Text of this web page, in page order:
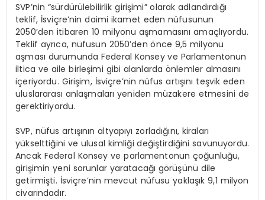
SVP’nin “sürdürülebilirlik girişimi” olarak adlandırdığı
teklif, İsviçre’nin daimi ikamet eden nüfusunun
2050’den itibaren 10 milyonu aşmamasını amaçlıyordu.
Teklif ayrıca, nüfusun 2050’den önce 9,5 milyonu
aşması durumunda Federal Konsey ve Parlamentonun
iltica ve aile birleşimi gibi alanlarda önlemler almasını
içeriyordu. Girişim, İsviçre’nin nüfus artışını teşvik eden
uluslararası anlaşmaları yeniden müzakere etmesini de
gerektiriyordu.
SVP, nüfus artışının altyapıyı zorladığını, kiraları
yükselttiğini ve ulusal kimliği değiştirdiğini savunuyordu.
Ancak Federal Konsey ve parlamentonun çoğunluğu,
girişimin yeni sorunlar yaratacağı görüşünü dile
getirmişti. İsviçre’nin mevcut nüfusu yaklaşık 9,1 milyon
civarındadır.